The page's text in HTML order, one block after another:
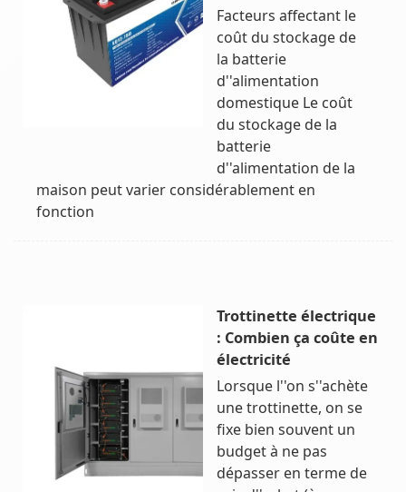
Facteurs affectant le
coût du stockage de
la batterie
d''alimentation
domestique Le coût
du stockage de la
batterie
d''alimentation de la
maison peut varier considérablement en
fonction
Trottinette électrique
: Combien ça coûte en
électricité
Lorsque l''on s''achète
une trottinette, on se
fixe bien souvent un
budget à ne pas
dépasser en terme de